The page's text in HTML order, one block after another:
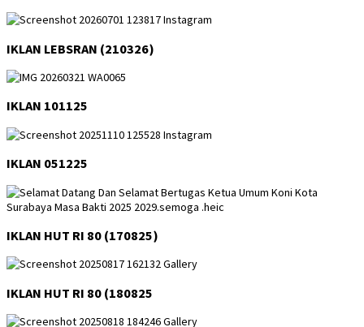
IKLAN LEBSRAN (210326)
IKLAN 101125
IKLAN 051225
IKLAN HUT RI 80 (170825)
IKLAN HUT RI 80 (180825